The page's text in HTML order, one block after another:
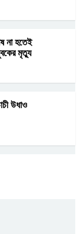
না হতেই
মৃত্যু
উধাও